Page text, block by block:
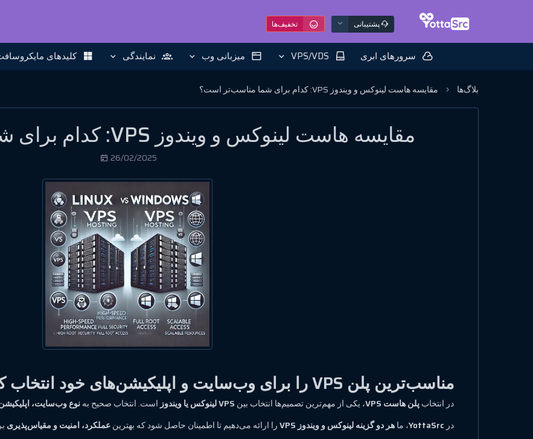
پشتیبانی تخفیف‌ها
سرورهای ابری VPS/VDS میزبانی وب نمایندگی کلیدهای
بلاگ‌ها مقایسه هاست لینوکس و ویندوز VPS: کدام برای شما مناسب‌تر است؟
مقایسه هاست لینوکس و ویندوز VPS: کدام برای شما مناسب‌تر است؟
26/02/2025
مناسب‌ترین پلن VPS را برای وب‌سایت و اپلیکیشن‌های خود انتخاب کنید
در انتخابپلن هاست VPS ، یکی از مهم‌ترین تصمیم‌ها انتخاب بین VPS لینوکس یا ویندوز است. انتخاب صحیح بهنوع وب‌سایت،
در YottaSrc، ماهر دو گزینه لینوکس و ویندوز VPS را ارائه می‌دهیم تا اطمینان حاصل شود که بهترینعملکرد، امنیت و مقیاس‌پذیری